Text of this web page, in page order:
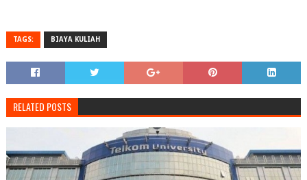
TAGS: BIAYA KULIAH
RELATED POSTS